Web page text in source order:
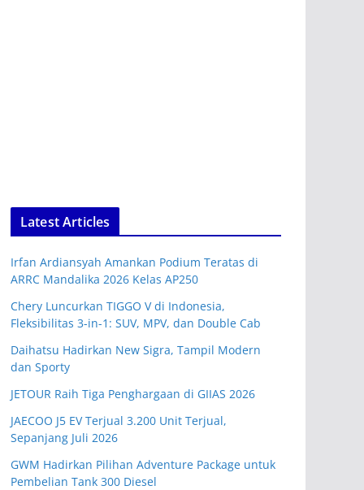
Latest Articles
Irfan Ardiansyah Amankan Podium Teratas di
ARRC Mandalika 2026 Kelas AP250
Chery Luncurkan TIGGO V di Indonesia,
Fleksibilitas 3-in-1: SUV, MPV, dan Double Cab
Daihatsu Hadirkan New Sigra, Tampil Modern
dan Sporty
JETOUR Raih Tiga Penghargaan di GIIAS 2026
JAECOO J5 EV Terjual 3.200 Unit Terjual,
Sepanjang Juli 2026
GWM Hadirkan Pilihan Adventure Package untuk
Pembelian Tank 300 Diesel